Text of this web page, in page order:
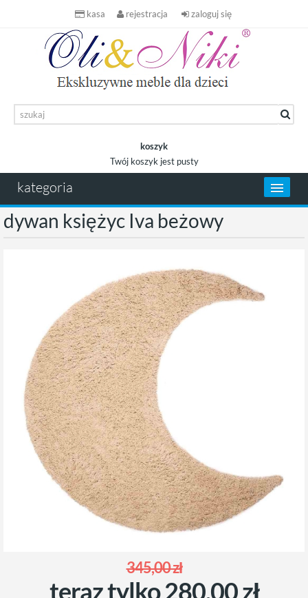
kasa rejestracja zaloguj się
koszyk
Twój koszyk jest pusty
kategoria
dywan księżyc Iva beżowy
345,00 zł
teraz tylko 280,00 zł